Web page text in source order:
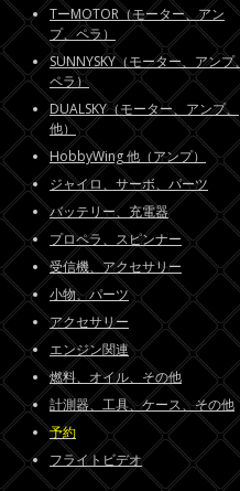
TーMOTOR（モーター、アン
プ、ペラ）
SUNNYSKY（モーター、アンプ、
ペラ）
DUALSKY（モーター、アンプ、
他）
HobbyWing 他（アンプ）
ジャイロ、サーボ、パーツ
バッテリー、充電器
プロペラ、スピンナー
受信機、アクセサリー
小物、パーツ
アクセサリー
エンジン関連
燃料、オイル、その他
計測器、工具、ケース、その他
予約
フライトビデオ